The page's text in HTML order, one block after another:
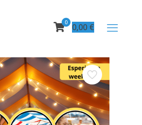
0 0,00 €